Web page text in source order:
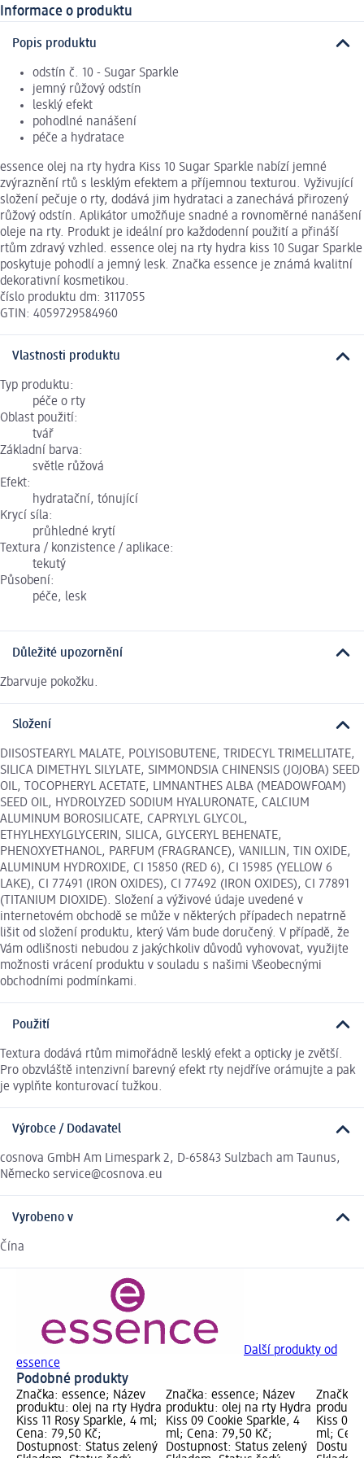
Informace o produktu
Popis produktu
odstín č. 10 - Sugar Sparkle
jemný růžový odstín
lesklý efekt
pohodlné nanášení
péče a hydratace
essence olej na rty hydra Kiss 10 Sugar Sparkle nabízí jemné
zvýraznění rtů s lesklým efektem a příjemnou texturou. Vyživující
složení pečuje o rty, dodává jim hydrataci a zanechává přirozený
růžový odstín. Aplikátor umožňuje snadné a rovnoměrné nanášení
oleje na rty. Produkt je ideální pro každodenní použití a přináší
rtům zdravý vzhled. essence olej na rty hydra kiss 10 Sugar Sparkle
poskytuje pohodlí a jemný lesk. Značka essence je známá kvalitní
dekorativní kosmetikou.
číslo produktu dm: 3117055
GTIN: 4059729584960
Vlastnosti produktu
Typ produktu:
péče o rty
Oblast použití:
tvář
Základní barva:
světle růžová
Efekt:
hydratační, tónující
Krycí síla:
průhledné krytí
Textura / konzistence / aplikace:
tekutý
Působení:
péče, lesk
Důležité upozornění
Zbarvuje pokožku.
Složení
DIISOSTEARYL MALATE, POLYISOBUTENE, TRIDECYL TRIMELLITATE,
SILICA DIMETHYL SILYLATE, SIMMONDSIA CHINENSIS (JOJOBA) SEED
OIL, TOCOPHERYL ACETATE, LIMNANTHES ALBA (MEADOWFOAM)
SEED OIL, HYDROLYZED SODIUM HYALURONATE, CALCIUM
ALUMINUM BOROSILICATE, CAPRYLYL GLYCOL,
ETHYLHEXYLGLYCERIN, SILICA, GLYCERYL BEHENATE,
PHENOXYETHANOL, PARFUM (FRAGRANCE), VANILLIN, TIN OXIDE,
ALUMINUM HYDROXIDE, CI 15850 (RED 6), CI 15985 (YELLOW 6
LAKE), CI 77491 (IRON OXIDES), CI 77492 (IRON OXIDES), CI 77891
(TITANIUM DIOXIDE). Složení a výživové údaje uvedené v
internetovém obchodě se může v některých případech nepatrně
lišit od složení produktu, který Vám bude doručený. V případě, že
Vám odlišnosti nebudou z jakýchkoliv důvodů vyhovovat, využijte
možnosti vrácení produktu v souladu s našimi Všeobecnými
obchodními podmínkami.
Použití
Textura dodává rtům mimořádně lesklý efekt a opticky je zvětší.
Pro obzvláště intenzivní barevný efekt rty nejdříve orámujte a pak
je vyplňte konturovací tužkou.
Výrobce / Dodavatel
cosnova GmbH Am Limespark 2, D-65843 Sulzbach am Taunus,
Německo service@cosnova.eu
Vyrobeno v
Čína
Další produkty od
essence
Podobné produkty
Značka: essence; Název
produktu: olej na rty Hydra
Kiss 11 Rosy Sparkle, 4 ml;
Cena: 79,50 Kč;
Dostupnost: Status zelený
Značka: essence; Název
produktu: olej na rty Hydra
Kiss 09 Cookie Sparkle, 4
ml; Cena: 79,50 Kč;
Dostupnost: Status zelený
Značka:
Kiss 03
ml;